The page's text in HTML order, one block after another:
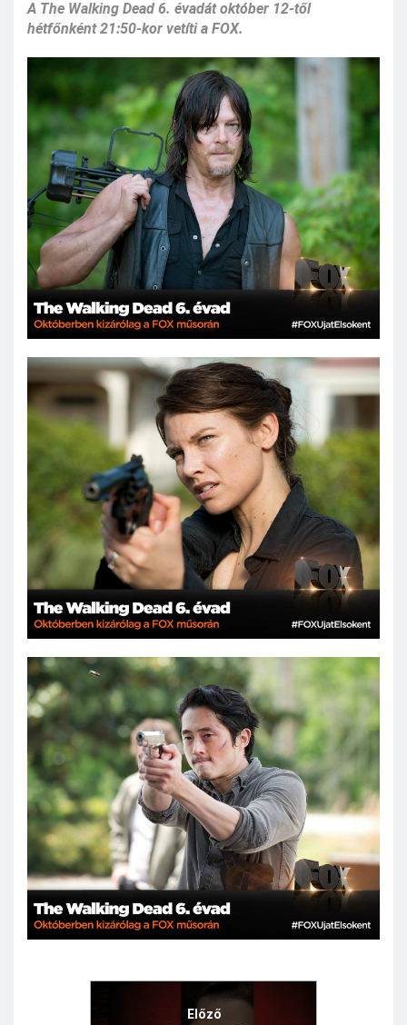
A The Walking Dead 6. évadát október 12-től
hétfőnként 21:50-kor vetíti a FOX.
Előző